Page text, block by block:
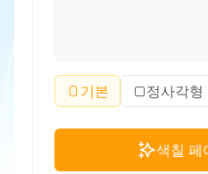
기본 정사각형
색칠 페